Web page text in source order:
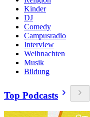
Kinder
DJ
Comedy
Campusradio
Interview
Weihnachten
Musik
Bildung
Top Podcasts